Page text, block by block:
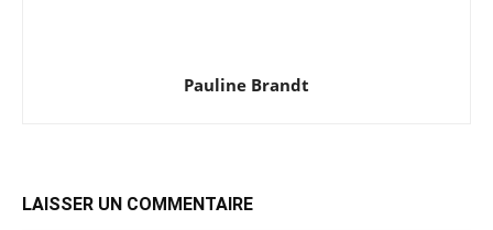
Pauline Brandt
LAISSER UN COMMENTAIRE